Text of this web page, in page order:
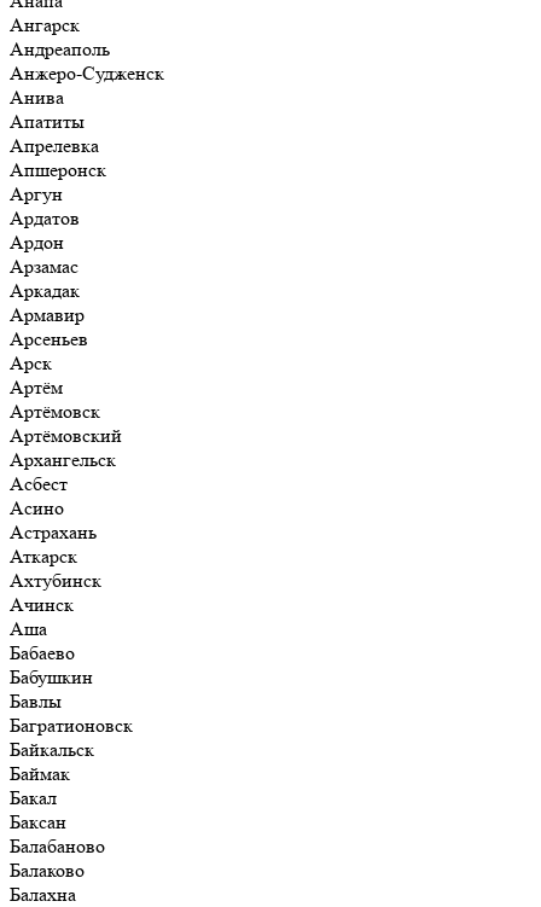
Ангарск
Андреаполь
Анжеро-Судженск
Анива
Апатиты
Апрелевка
Апшеронск
Аргун
Ардатов
Ардон
Арзамас
Аркадак
Армавир
Арсеньев
Арск
Артём
Артёмовск
Артёмовский
Архангельск
Асбест
Асино
Астрахань
Аткарск
Ахтубинск
Ачинск
Аша
Бабаево
Бабушкин
Бавлы
Багратионовск
Байкальск
Баймак
Бакал
Баксан
Балабаново
Балаково
Балахна